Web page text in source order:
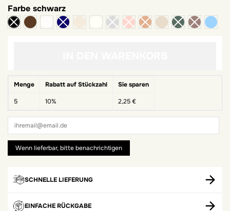
Farbe schwarz
Schokolade
Weiß Eierschale Latté
Menge Rabatt auf Stückzahl Sie sparen
5 10% 2,25 €
SCHNELLE LIEFERUNG
EINFACHE RÜCKGABE